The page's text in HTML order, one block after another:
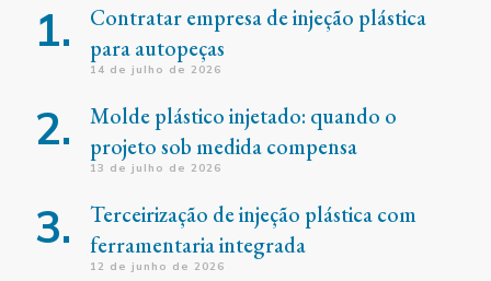
Contratar empresa de injeção plástica
para autopeças
14 de julho de 2026
Molde plástico injetado: quando o
projeto sob medida compensa
13 de julho de 2026
Terceirização de injeção plástica com
ferramentaria integrada
12 de junho de 2026